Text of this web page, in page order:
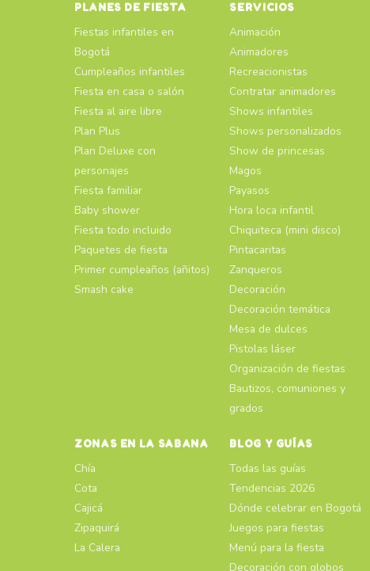
PLANES DE FIESTA
Fiestas infantiles en
Bogotá
Cumpleaños infantiles
Fiesta en casa o salón
Fiesta al aire libre
Plan Plus
Plan Deluxe con
personajes
Fiesta familiar
Baby shower
Fiesta todo incluido
Paquetes de fiesta
Primer cumpleaños (añitos)
Smash cake
SERVICIOS
Animación
Animadores
Recreacionistas
Contratar animadores
Shows infantiles
Shows personalizados
Show de princesas
Magos
Payasos
Hora loca infantil
Chiquiteca (mini disco)
Pintacaritas
Zanqueros
Decoración
Decoración temática
Mesa de dulces
Pistolas láser
Organización de fiestas
Bautizos, comuniones y
grados
ZONAS EN LA SABANA
Chía
Cota
Cajicá
Zipaquirá
La Calera
BLOG Y GUÍAS
Todas las guías
Tendencias 2026
Dónde celebrar en Bogotá
Juegos para fiestas
Menú para la fiesta
Decoración con globos